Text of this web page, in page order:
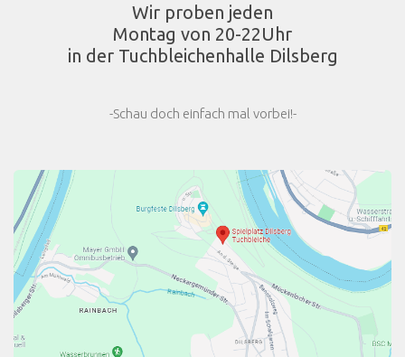
Wir proben jeden
Montag von 20-22Uhr
in der Tuchbleichenhalle Dilsberg
-Schau doch einfach mal vorbei!-